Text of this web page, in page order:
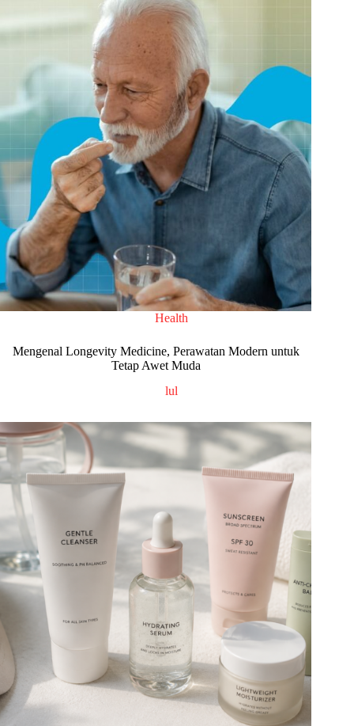
Health
Mengenal Longevity Medicine, Perawatan Modern untuk
Tetap Awet Muda
lul